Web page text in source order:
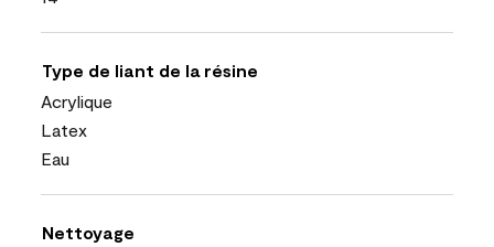
Type de liant de la résine
Acrylique
Latex
Eau
Nettoyage